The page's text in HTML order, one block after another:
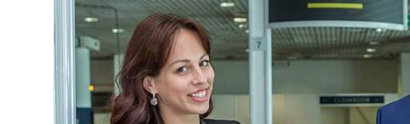
Афины
Киев